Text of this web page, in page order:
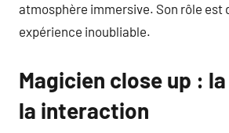
atmosphère immersive. Son rôle est
expérience inoubliable.
Magicien close up :
la interaction